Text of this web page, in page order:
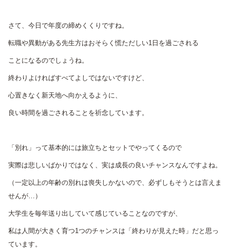
さて、今日で年度の締めくくりですね。
転職や異動がある先生方はおそらく慌ただしい1日を過ごされる
ことになるのでしょうね。
終わりよければすべてよしではないですけど、
心置きなく新天地へ向かえるように、
良い時間を過ごされることを祈念しています。
「別れ」って基本的には旅立ちとセットでやってくるので
実際は悲しいばかりではなく、実は成長の良いチャンスなんですよね。
（一定以上の年齢の別れは喪失しかないので、必ずしもそうとは言えま
せんが…）
大学生を毎年送り出していて感じていることなのですが、
私は人間が大きく育つ1つのチャンスは「終わりが見えた時」だと思っ
ています。